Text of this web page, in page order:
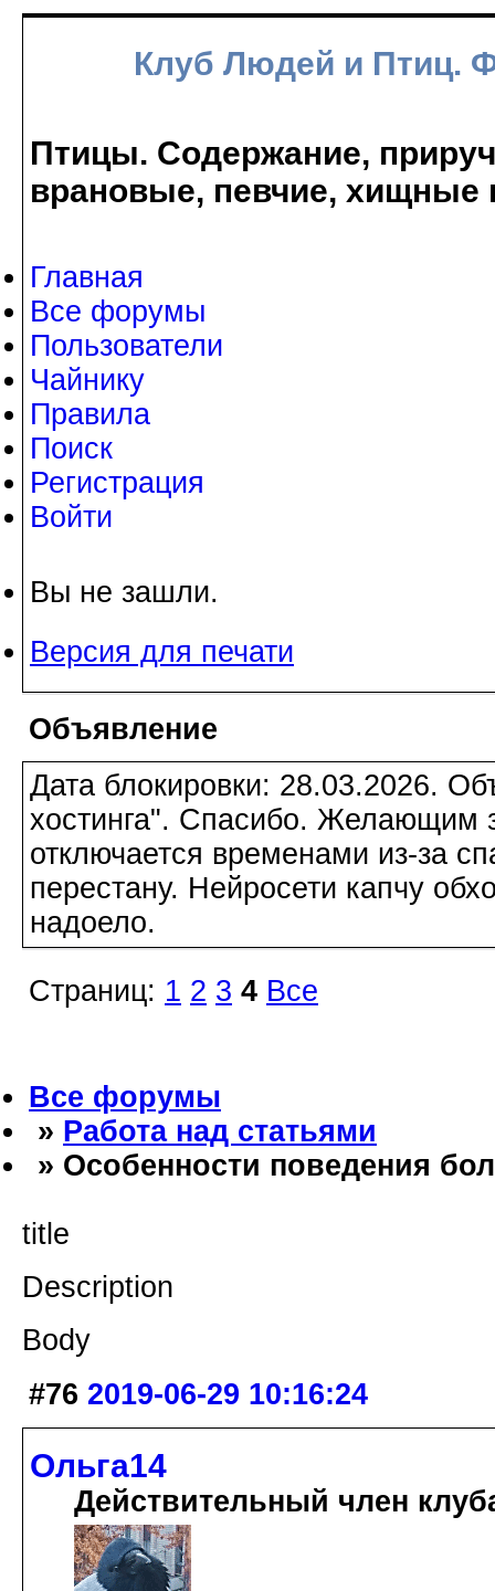
Клуб Людей и Птиц.
Птицы. Содержание,
врановые, певчие, хищные
Главная
Все форумы
Пользователи
Чайнику
Правила
Поиск
Регистрация
Войти
Вы не зашли.
Версия для печати
Объявление
Дата блокировки: 28.03.2026.
хостинга". Спасибо. Желающим
отключается временами из-за
перестану. Нейросети капчу
надоело.
Страниц: 1 2 3 4 Все
Все форумы
» Работа над статьями
» Особенности поведения
title
Description
Body
#76 2019-06-29 10:16:24
Ольга14
Действительный член